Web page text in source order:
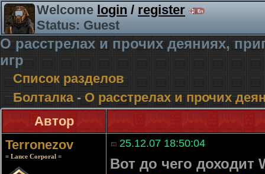
Welcome login/register
Status: Guest
О расстрелах и прочих деяниях,
игр
Список разделов
Болталка-О расстрелах и прочих
Автор
Terronezov
= Lance Corporal =
25.12.07 18:50:04
Вот до чего доходит